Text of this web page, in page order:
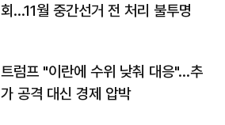
회…11월 중간선거 전 처리 불투명
트럼프 "이란에 수위 낮춰 대응"…추
가 공격 대신 경제 압박